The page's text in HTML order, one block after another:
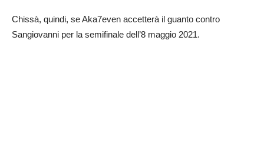
Chissà, quindi, se Aka7even accetterà il guanto contro
Sangiovanni per la semifinale dell’8 maggio 2021.